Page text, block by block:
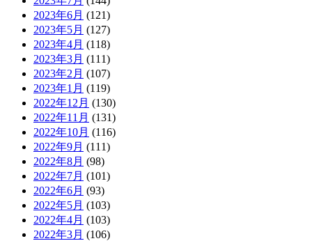
2023年6月 (121)
2023年5月 (127)
2023年4月 (118)
2023年3月 (111)
2023年2月 (107)
2023年1月 (119)
2022年12月 (130)
2022年11月 (131)
2022年10月 (116)
2022年9月 (111)
2022年8月 (98)
2022年7月 (101)
2022年6月 (93)
2022年5月 (103)
2022年4月 (103)
2022年3月 (106)